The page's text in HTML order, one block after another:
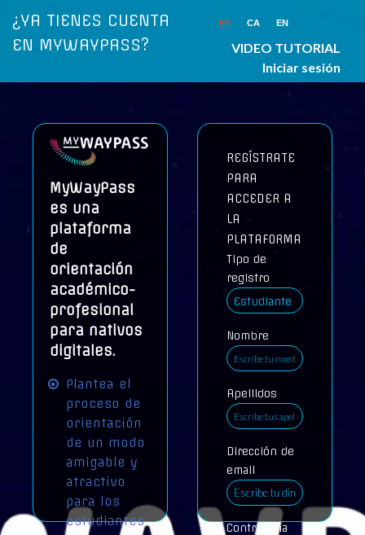
¿YA TIENES CUENTA
EN MYWAYPASS?
ES CA EN
VIDEO TUTORIAL
Iniciar sesión
MyWayPass
es una
plataforma
de
orientación
académico-
profesional
para nativos
digitales.
Plantea el
proceso de
orientación
de un modo
amigable y
atractivo
para los
estudiantes
REGÍSTRATE
PARA
ACCEDER A
LA
PLATAFORMA
Tipo de
registro
Nombre
Apellidos
Dirección de
email
Contraseña